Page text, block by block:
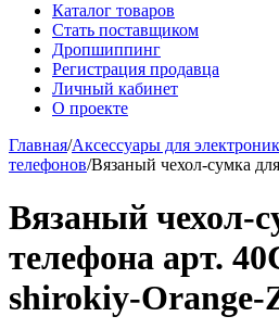
Каталог товаров
Стать поставщиком
Дропшиппинг
Регистрация продавца
Личный кабинет
О проекте
Главная/Аксессуары для
телефонов/Вязаный чехол-сумка
Вязаный чехол-
телефона арт.
shirokiy-Orange-